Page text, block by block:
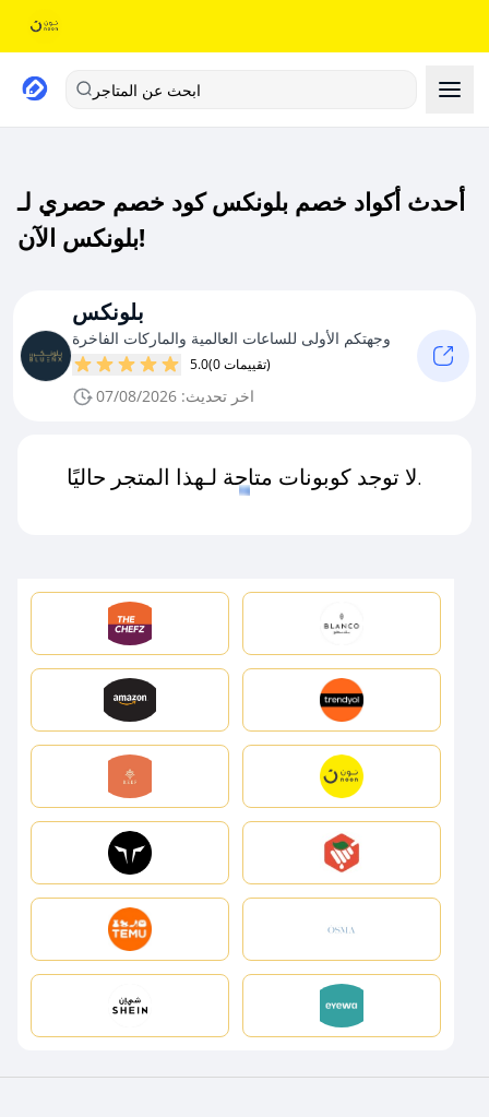
ابحث عن المتاجر
أحدث أكواد خصم بلونكس كود خصم حصري لـ
بلونكس الآن!
بلونكس
وجهتكم الأولى للساعات العالمية والماركات الفاخرة
5.0 (0 تقييمات)
اخر تحديث: 07/08/2026
لا توجد كوبونات متاحة لـهذا المتجر حاليًا.